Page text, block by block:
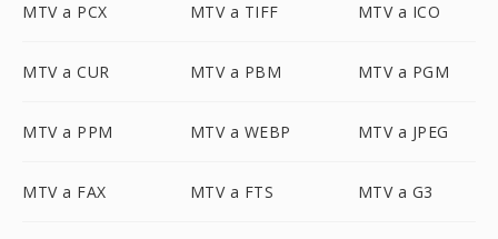
MTV a PCX MTV a TIFF MTV a ICO
MTV a CUR MTV a PBM MTV a PGM
MTV a PPM MTV a WEBP MTV a JPEG
MTV a FAX MTV a FTS MTV a G3